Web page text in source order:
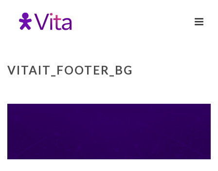
VITAIT_FOOTER_BG